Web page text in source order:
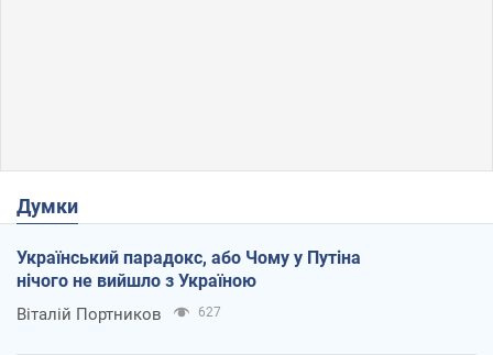
Думки
Український парадокс, або Чому у Путіна
нічого не вийшло з Україною
Віталій Портников 627